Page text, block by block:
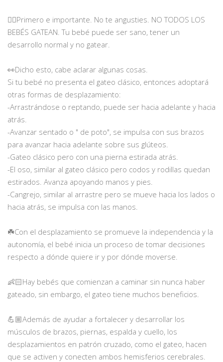
☝🏼Primero e importante. No te angusties. NO TODOS LOS
BEBÉS GATEAN. Tu bebé puede ser sano, tener un
desarrollo normal y no gatear.
👀Dicho esto, cabe aclarar algunas cosas.
Si tu bebé no presenta el gateo clásico, entonces adoptará
otras formas de desplazamiento:
-Arrastrándose o reptando, puede ser hacia adelante y hacia
atrás.
-Avanzar sentado o " de poto", se impulsa con sus brazos
para avanzar hacia adelante sobre sus glúteos.
-Gateo clásico pero con una pierna estirada atrás.
-El oso, similar al gateo clásico pero codos y rodillas quedan
estirados. Avanza apoyando manos y pies.
-Cangrejo, similar al arrastre pero se mueve hacia los lados o
hacia atrás, se impulsa con las manos.
☘️Con el desplazamiento se promueve la independencia y la
autonomía, el bebé inicia un proceso de tomar decisiones
respecto a dónde quiere ir y por dónde moverse.
👶🏻Hay bebés que comienzan a caminar sin nunca haber
gateado, sin embargo, el gateo tiene muchos beneficios.
💪🏼Además de ayudar a fortalecer y desarrollar los
músculos de brazos, piernas, espalda y cuello, los
desplazamientos en patrón cruzado, como el gateo, hacen
que se activen y conecten ambos hemisferios cerebrales.